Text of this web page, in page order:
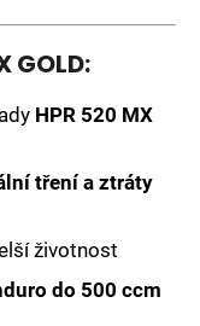
GOLD:
HPR 520 MX
tření a ztráty
životnost
do 500 ccm